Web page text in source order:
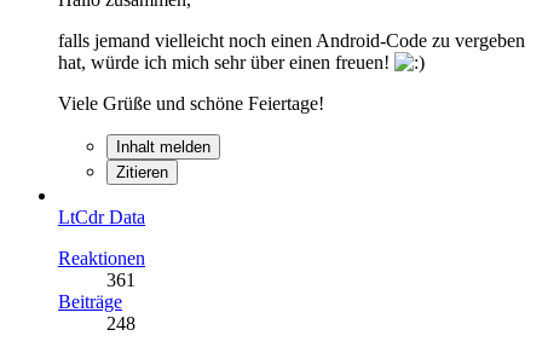
falls jemand vielleicht noch einen Android-Code zu vergeben
hat, würde ich mich sehr über einen freuen!
Viele Grüße und schöne Feiertage!
Inhalt melden
Zitieren
LtCdr Data
Reaktionen
361
Beiträge
248